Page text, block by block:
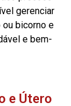
gerenciar
bicorno e
e bem-
e Útero